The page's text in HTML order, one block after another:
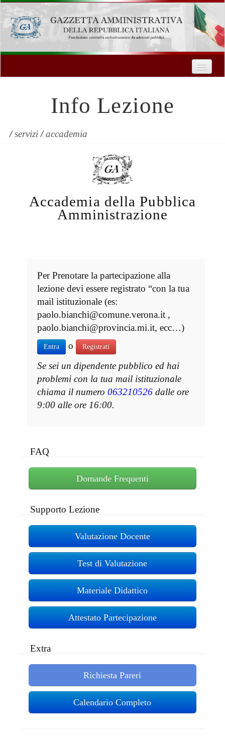
Formazione
Innovazione Tecnologica
Servizi
Contatti
| Entra
Info Lezione
/servizi/accademia
Accademia della Pubblica
Amministrazione
Per Prenotare la partecipazione alla
lezione devi essere registrato “con la tua
mail istituzionale (es:
paolo.bianchi@comune.verona.it ,
paolo.bianchi@provincia.mi.it, ecc…)
Entra o Registrati
Se sei un dipendente pubblico ed hai
problemi con la tua mail istituzionale
chiama il numero 063210526 dalle ore
9:00 alle ore 16:00.
FAQ
Domande Frequenti
Supporto Lezione
Valutazione Docente
Test di Valutazione
Materiale Didattico
Attestato Partecipazione
Extra
Richiesta Pareri
Calendario Completo